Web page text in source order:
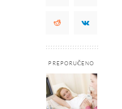
PREPORUČENO